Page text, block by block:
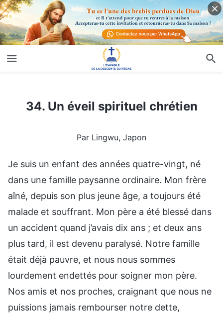
34. Un éveil spirituel chrétien
Par Lingwu, Japon
Je suis un enfant des années quatre-vingt, né
dans une famille paysanne ordinaire. Mon frère
aîné, depuis son plus jeune âge, a toujours été
malade et souffrant. Mon père a été blessé dans
un accident quand j’avais dix ans ; et deux ans
plus tard, il est devenu paralysé. Notre famille
était déjà pauvre, et nous nous sommes
lourdement endettés pour soigner mon père.
Nos amis et nos proches, craignant que nous ne
puissions jamais rembourser notre dette,